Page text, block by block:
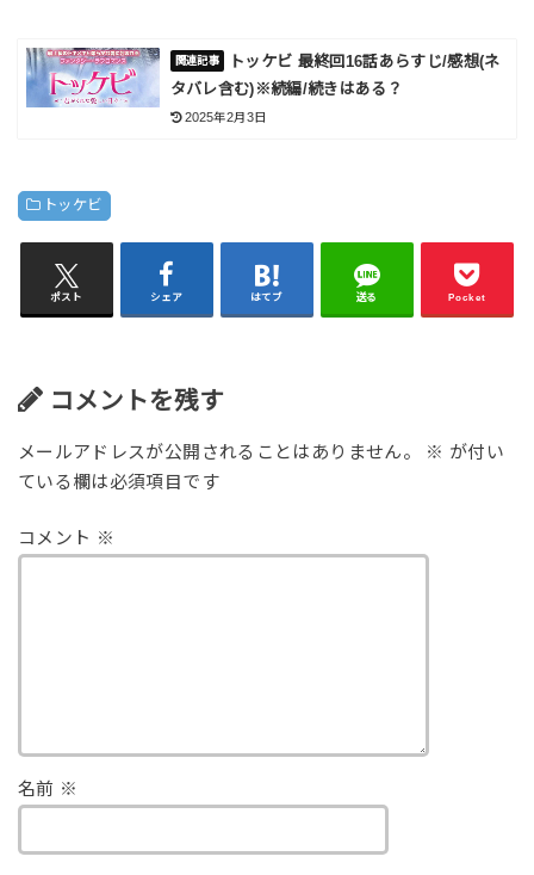
トッケビ 最終回16話あらすじ/感想(ネ
タバレ含む)※続編/続きはある？
2025年2月3日
トッケビ
ポスト シェア はてブ 送る Pocket
コメントを残す
メールアドレスが公開されることはありません。 ※ が付い
ている欄は必須項目です
コメント ※
名前 ※